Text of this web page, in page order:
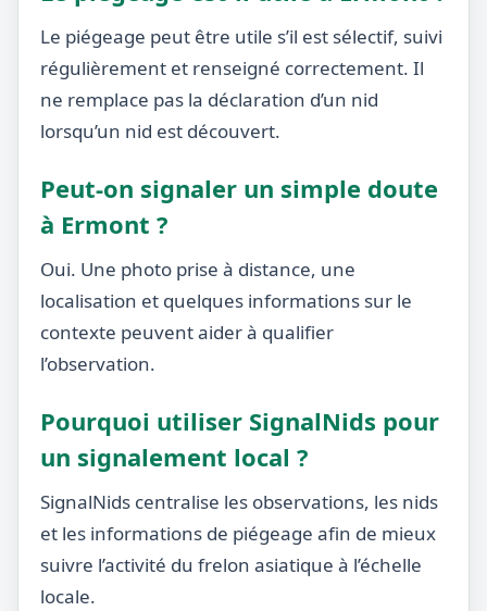
Le piégeage peut être utile s’il est sélectif, suivi
régulièrement et renseigné correctement. Il
ne remplace pas la déclaration d’un nid
lorsqu’un nid est découvert.
Peut-on signaler un simple doute
à Ermont ?
Oui. Une photo prise à distance, une
localisation et quelques informations sur le
contexte peuvent aider à qualifier
l’observation.
Pourquoi utiliser SignalNids pour
un signalement local ?
SignalNids centralise les observations, les nids
et les informations de piégeage afin de mieux
suivre l’activité du frelon asiatique à l’échelle
locale.